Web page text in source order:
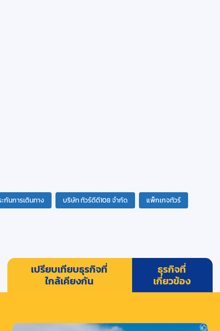
กันการเดินทาง บริษัท ทัวร์ดีดี108 จำกัด แพ็กเกจทัวร์
เปรียบเทียบธุรกิจที่
ใกล้เคียงกัน
ธุรกิจที่
เกี่ยวข้อง